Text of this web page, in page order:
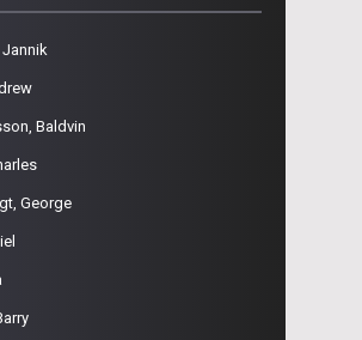
Baldvin
George